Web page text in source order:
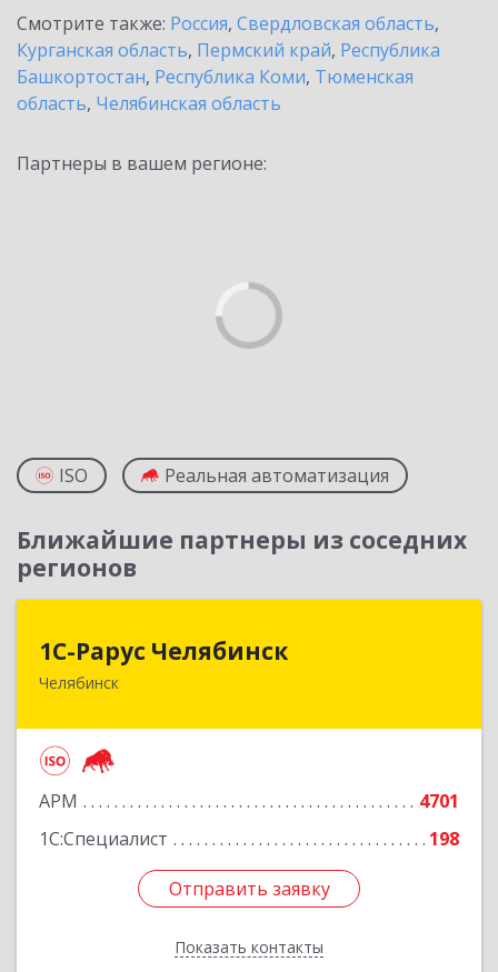
Смотрите также: Россия, Свердловская область,
Курганская область, Пермский край, Республика
Башкортостан, Республика Коми, Тюменская
область, Челябинская область
Партнеры в вашем регионе:
ISO Реальная автоматизация
Ближайшие партнеры из соседних
регионов
1С-Рарус Челябинск
Челябинск
АРМ
4701
1С:Специалист
198
Отправить заявку
Показать контакты
1С-Рарус Челябинск
454091, Челябинская обл, Челябинск г, Труда ул,
Отправить заявку
Назад